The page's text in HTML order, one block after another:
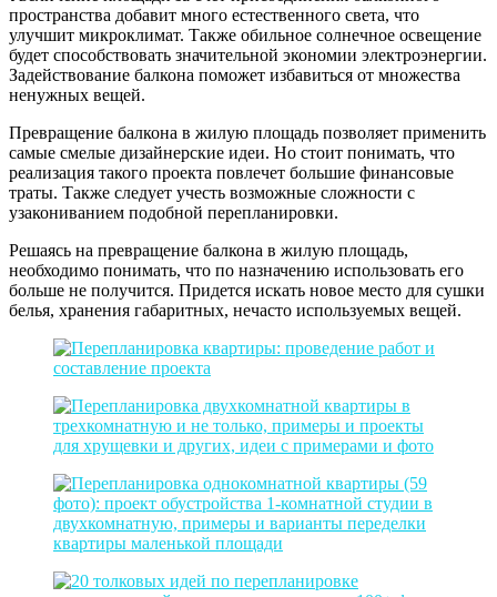
пространства добавит много естественного света, что
улучшит микроклимат. Также обильное солнечное освещение
будет способствовать значительной экономии электроэнергии.
Задействование балкона поможет избавиться от множества
ненужных вещей.
Превращение балкона в жилую площадь позволяет применить
самые смелые дизайнерские идеи. Но стоит понимать, что
реализация такого проекта повлечет большие финансовые
траты. Также следует учесть возможные сложности с
узакониванием подобной перепланировки.
Решаясь на превращение балкона в жилую площадь,
необходимо понимать, что по назначению использовать его
больше не получится. Придется искать новое место для сушки
белья, хранения габаритных, нечасто используемых вещей.